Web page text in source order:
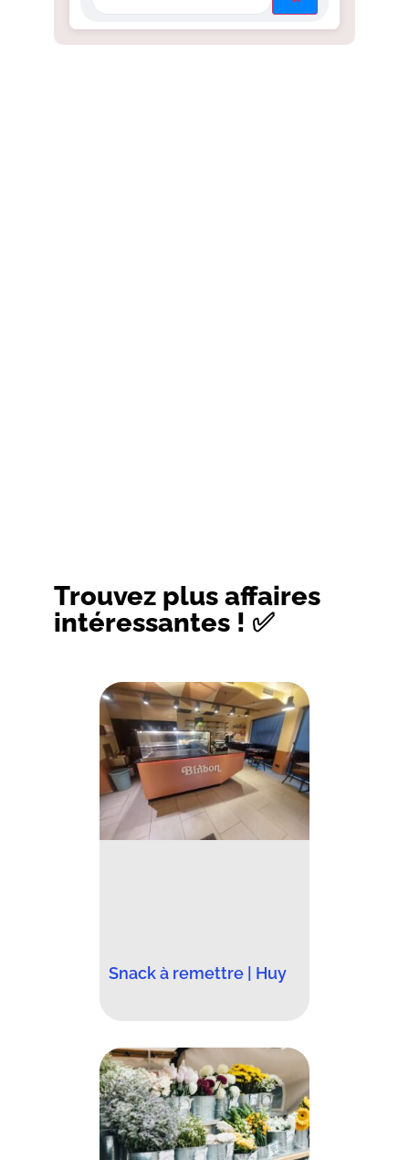
Trouvez plus affaires
intéressantes ! ✅
Snack à remettre | Huy